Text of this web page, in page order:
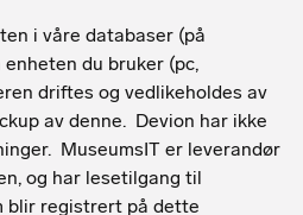
i våre databaser (på
du bruker (pc,
driftes og vedlikeholdes av
av denne. Devion har ikke
MuseumsIT er leverandør
og har lesetilgang til
blir registrert på dette